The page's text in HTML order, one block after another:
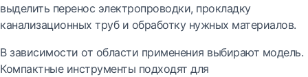
выделить перенос электропроводки, прокладку
канализационных труб и обработку нужных материалов.
В зависимости от области применения выбирают модель.
Компактные инструменты подходят для